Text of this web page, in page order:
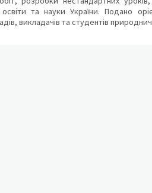
та науки України. Подано
викладачів та студентів